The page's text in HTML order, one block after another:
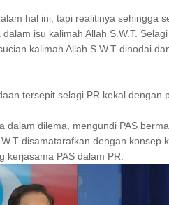
hal ini, tapi realitinya sehingga
isu kalimah Allah S.W.T.
kalimah Allah S.W.T dinodai
tersepit selagi PR kekal dengan
dalam dilema, mengundi PAS
disamatarafkan dengan konsep
PAS dalam PR.